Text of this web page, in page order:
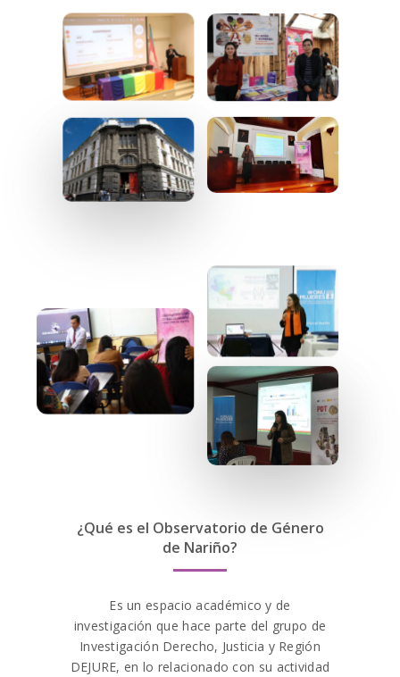
¿Qué es el Observatorio de Género
de Nariño?
Es un espacio académico y de
investigación que hace parte del grupo de
Investigación Derecho, Justicia y Región
DEJURE, en lo relacionado con su actividad